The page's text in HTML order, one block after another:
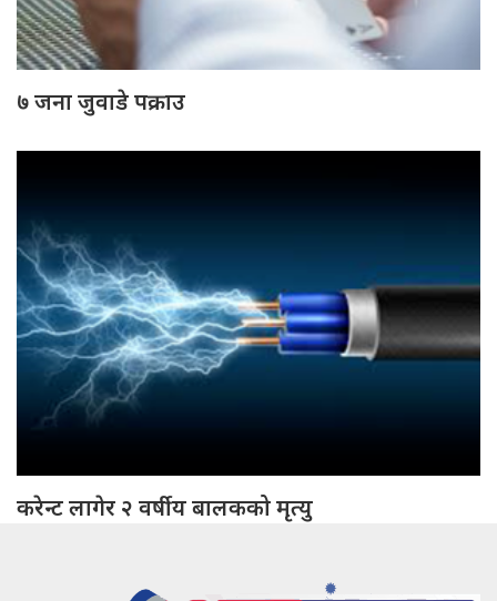
७ जना जुवाडे पक्राउ
करेन्ट लागेर २ वर्षीय बालकको मृत्यु